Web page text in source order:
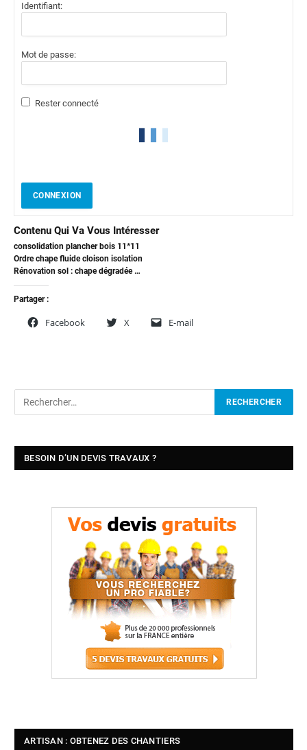
Identifiant:
Mot de passe:
Rester connecté
CONNEXION
Contenu Qui Va Vous Intéresser
consolidation plancher bois 11*11
Ordre chape fluide cloison isolation
Rénovation sol : chape dégradée …
Partager :
Facebook X E-mail
BESOIN D’UN DEVIS TRAVAUX ?
ARTISAN : OBTENEZ DES CHANTIERS